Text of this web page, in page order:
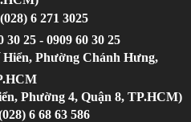
(028) 6 271 3025
25 - 0909 60 30 25
Hiển, Phường Chánh Hưng,
Phường 4, Quận 8, TP.HCM)
6 68 63 586